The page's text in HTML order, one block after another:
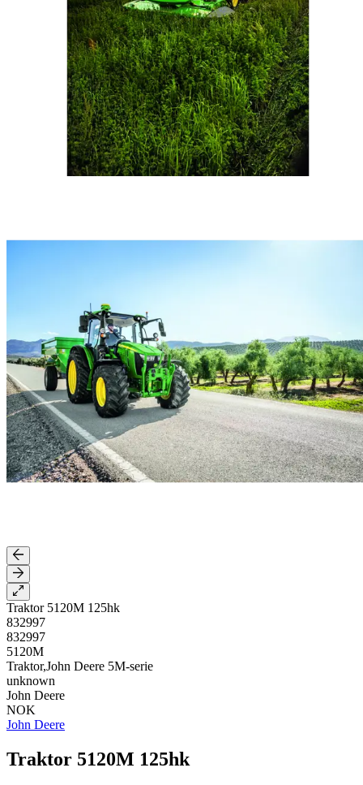
Traktor 5120M 125hk
832997
832997
5120M
Traktor,John Deere 5M-serie
unknown
John Deere
NOK
John Deere
Traktor 5120M 125hk